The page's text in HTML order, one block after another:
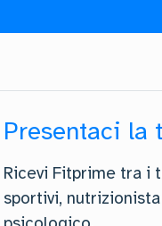
Presentaci la
Ricevi Fitprime tra i
sportivi,